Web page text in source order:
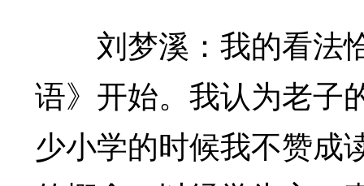
刘梦溪：我的看法
语》开始。我认为老子
少小学的时候我不赞成